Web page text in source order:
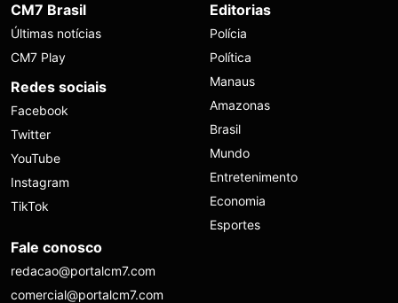
CM7 Brasil
Últimas notícias
CM7 Play
Redes sociais
Facebook
Twitter
YouTube
Instagram
TikTok
Editorias
Polícia
Política
Manaus
Amazonas
Brasil
Mundo
Entretenimento
Economia
Esportes
Fale conosco
redacao@portalcm7.com
comercial@portalcm7.com